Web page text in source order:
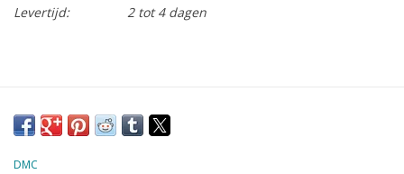
Levertijd:
2 tot 4 dagen
DMC